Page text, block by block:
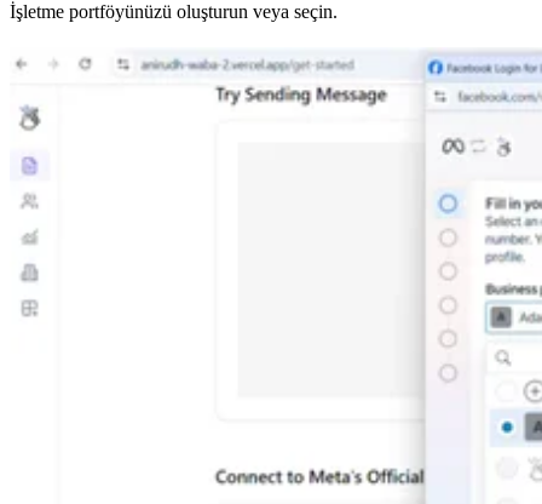
İşletme portföyünüzü oluşturun veya seçin.